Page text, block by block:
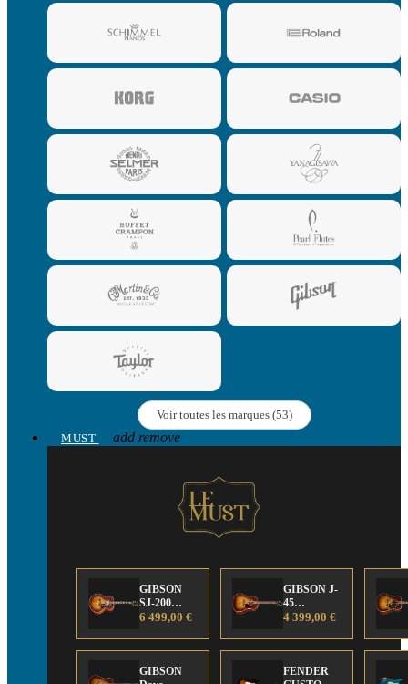
Voir toutes les marques (53)
MUST
add remove
GIBSON
SJ-200
Anniversary
Edition
6 499,00 €
GIBSON J-
45
Anniversary
Edition
4 399,00 €
GIBSON
FENDER